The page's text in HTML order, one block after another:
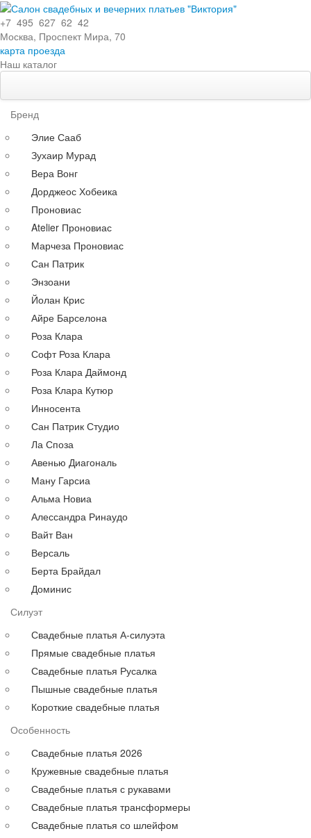
+7 495 627 62 42
Москва, Проспект Мира, 70
карта проезда
Наш каталог
Кружевные
С поясом
С длинными рукавами
Со шлейфом
По силуэту
Прямые
Пышные
Короткие
А-силуэт
Греческие
Русалка
По году
По цене
Недорогие
Дорогие
Распродажа
до 30000 руб.
до 40000 руб.
до 60000 руб.
до 80000 руб.
до 100000 руб.
Вечерние платья
Длинные
Коктейльные
Выпускные
На свадьбу
С рукавами
Выпускные больших размеров
Короткие
до 30000 руб.
до 40000 руб.
до 60000 руб.
до 80000 руб.
до 100000 руб.
Бренд
Элие Сааб
Зухаир Мурад
Вера Вонг
Дорджеос Хобеика
Проновиас
Atelier Проновиас
Марчеза Проновиас
Сан Патрик
Энзоани
Йолан Крис
Айре Барселона
Роза Клара
Софт Роза Клара
Роза Клара Даймонд
Роза Клара Кутюр
Инносента
Сан Патрик Студио
Ла Споза
Авенью Диагональ
Ману Гарсиа
Альма Новиа
Алессандра Ринаудо
Вайт Ван
Версаль
Берта Брайдал
Доминис
Силуэт
Свадебные платья А-силуэта
Прямые свадебные платья
Свадебные платья Русалка
Пышные свадебные платья
Короткие свадебные платья
Особенность
Свадебные платья 2026
Кружевные свадебные платья
Свадебные платья с рукавами
Свадебные платья трансформеры
Свадебные платья со шлейфом